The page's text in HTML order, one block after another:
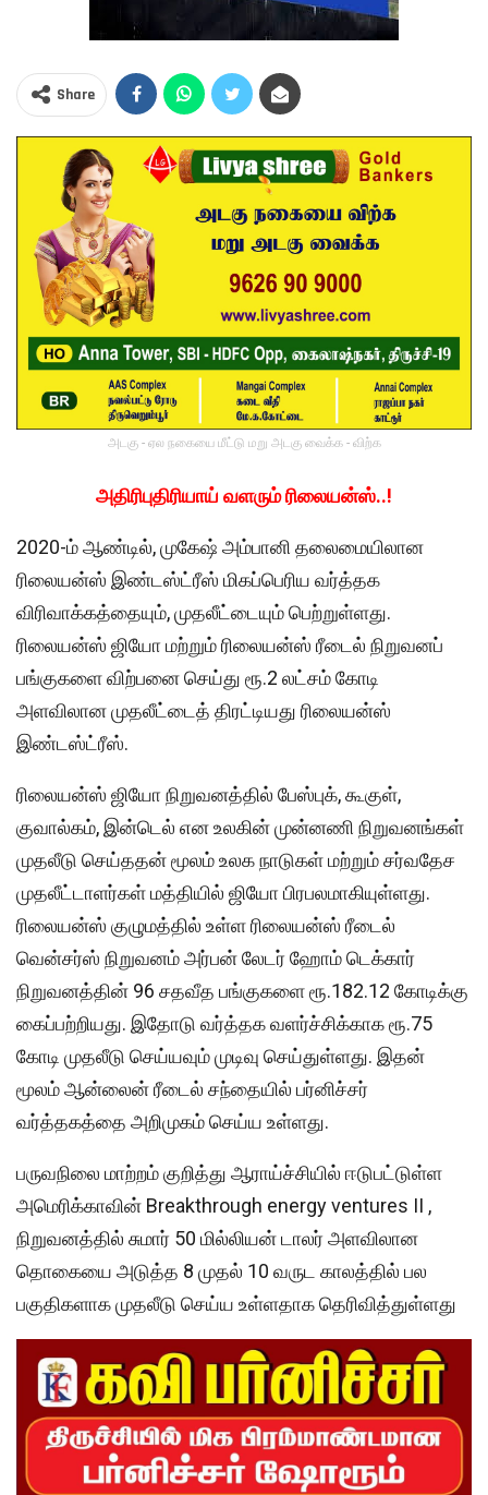
Share
அடகு - ஏல நகையை மீட்டு மறு அடகு வைக்க - விற்க
அதிரிபுதிரியாய் வளரும் ரிலையன்ஸ்..!
2020-ம் ஆண்டில், முகேஷ் அம்பானி தலைமையிலான
ரிலையன்ஸ் இண்டஸ்ட்ரீஸ் மிகப்பெரிய வர்த்தக
விரிவாக்கத்தையும், முதலீட்டையும் பெற்றுள்ளது.
ரிலையன்ஸ் ஜியோ மற்றும் ரிலையன்ஸ் ரீடைல் நிறுவனப்
பங்குகளை விற்பனை செய்து ரூ.2 லட்சம் கோடி
அளவிலான முதலீட்டைத் திரட்டியது ரிலையன்ஸ்
இண்டஸ்ட்ரீஸ்.
ரிலையன்ஸ் ஜியோ நிறுவனத்தில் பேஸ்புக், கூகுள்,
குவால்கம், இன்டெல் என உலகின் முன்னணி நிறுவனங்கள்
முதலீடு செய்ததன் மூலம் உலக நாடுகள் மற்றும் சர்வதேச
முதலீட்டாளர்கள் மத்தியில் ஜியோ பிரபலமாகியுள்ளது.
ரிலையன்ஸ் குழுமத்தில் உள்ள ரிலையன்ஸ் ரீடைல்
வென்சர்ஸ் நிறுவனம் அர்பன் லேடர் ஹோம் டெக்கார்
நிறுவனத்தின் 96 சதவீத பங்குகளை ரூ.182.12 கோடிக்கு
கைப்பற்றியது. இதோடு வர்த்தக வளர்ச்சிக்காக ரூ.75
கோடி முதலீடு செய்யவும் முடிவு செய்துள்ளது. இதன்
மூலம் ஆன்லைன் ரீடைல் சந்தையில் பர்னிச்சர்
வர்த்தகத்தை அறிமுகம் செய்ய உள்ளது.
பருவநிலை மாற்றம் குறித்து ஆராய்ச்சியில் ஈடுபட்டுள்ள
அமெரிக்காவின் Breakthrough energy ventures II ,
நிறுவனத்தில் சுமார் 50 மில்லியன் டாலர் அளவிலான
தொகையை அடுத்த 8 முதல் 10 வருட காலத்தில் பல
பகுதிகளாக முதலீடு செய்ய உள்ளதாக தெரிவித்துள்ளது